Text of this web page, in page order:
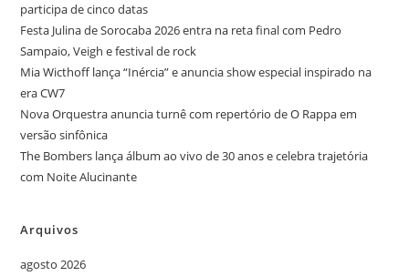
participa de cinco datas
Festa Julina de Sorocaba 2026 entra na reta final com Pedro
Sampaio, Veigh e festival de rock
Mia Wicthoff lança “Inércia” e anuncia show especial inspirado na
era CW7
Nova Orquestra anuncia turnê com repertório de O Rappa em
versão sinfônica
The Bombers lança álbum ao vivo de 30 anos e celebra trajetória
com Noite Alucinante
Arquivos
agosto 2026